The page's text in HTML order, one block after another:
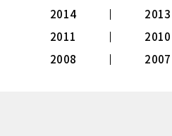
2014
2013
2011
2010
2008
2007